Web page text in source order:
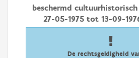
Waarnemingbeschermd
27-05-1975 tot 13-09-
De rechtsgeldigheid